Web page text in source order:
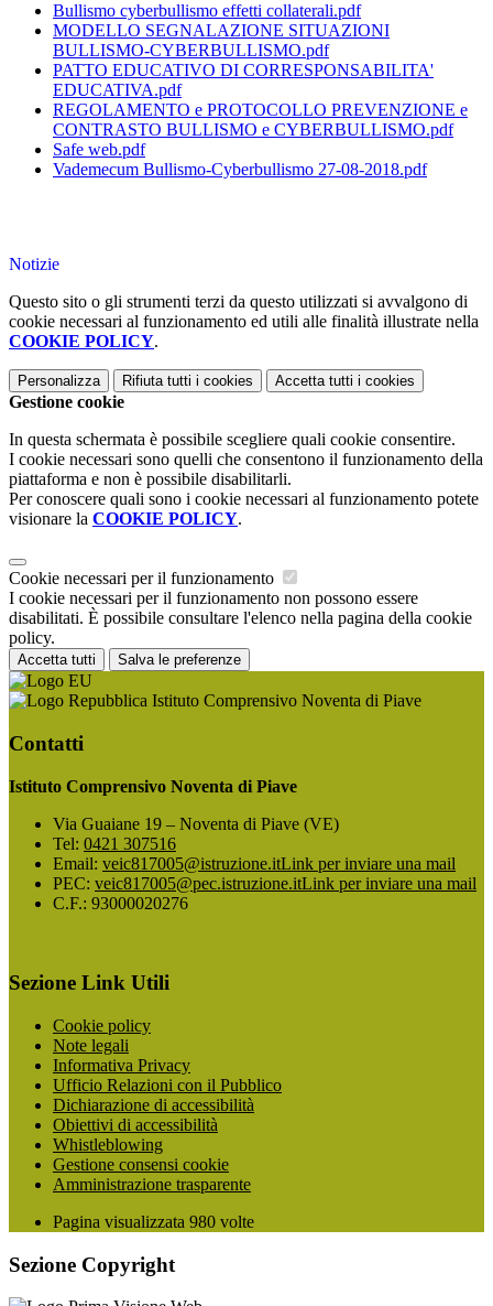
Bullismo cyberbullismo effetti collaterali.pdf
MODELLO SEGNALAZIONE SITUAZIONI
BULLISMO-CYBERBULLISMO.pdf
PATTO EDUCATIVO DI CORRESPONSABILITA'
EDUCATIVA.pdf
REGOLAMENTO e PROTOCOLLO PREVENZIONE e
CONTRASTO BULLISMO e CYBERBULLISMO.pdf
Safe web.pdf
Vademecum Bullismo-Cyberbullismo 27-08-2018.pdf
Notizie
Questo sito o gli strumenti terzi da questo utilizzati si avvalgono di
cookie necessari al funzionamento ed utili alle finalità illustrate nella
COOKIE POLICY.
Personalizza Rifiuta tutti i cookies Accetta tutti i cookies
Gestione cookie
In questa schermata è possibile scegliere quali cookie consentire.
I cookie necessari sono quelli che consentono il funzionamento della
piattaforma e non è possibile disabilitarli.
Per conoscere quali sono i cookie necessari al funzionamento potete
visionare la COOKIE POLICY.
Cookie necessari per il funzionamento
I cookie necessari per il funzionamento non possono essere
disabilitati. È possibile consultare l'elenco nella pagina della cookie
policy.
Accetta tutti Salva le preferenze
Istituto Comprensivo Noventa di Piave
Contatti
Istituto Comprensivo Noventa di Piave
Via Guaiane 19 – Noventa di Piave (VE)
Tel: 0421 307516
Email: veic817005@istruzione.itLink per inviare una mail
PEC: veic817005@pec.istruzione.itLink per inviare una mail
C.F.: 93000020276
Sezione Link Utili
Cookie policy
Note legali
Informativa Privacy
Ufficio Relazioni con il Pubblico
Dichiarazione di accessibilità
Obiettivi di accessibilità
Whistleblowing
Gestione consensi cookie
Amministrazione trasparente
Pagina visualizzata 980 volte
Sezione Copyright